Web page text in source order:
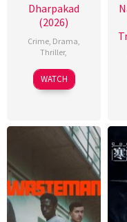
Dharpakad
(2026)
Crime, Drama
Thriller,
WATCH